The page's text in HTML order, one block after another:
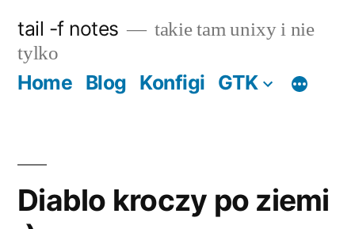
content
tail -f notes
takie tam unixy i nie
tylko
Home Blog Konfigi GTK
Diablo kroczy po ziemi